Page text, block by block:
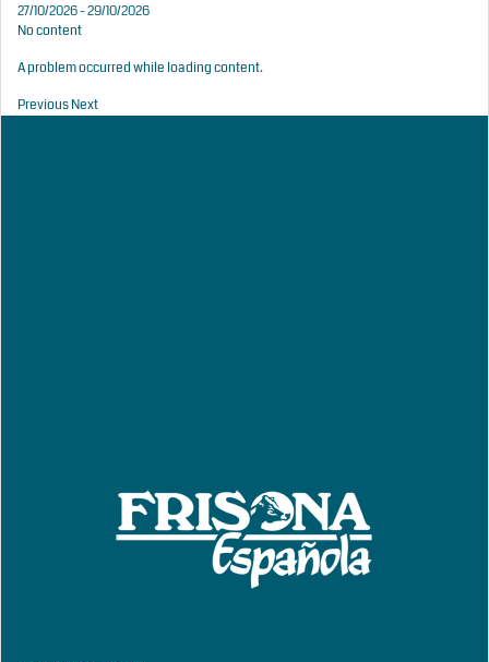
27/10/2026 - 29/10/2026
No content
A problem occurred while loading content.
PreviousNext